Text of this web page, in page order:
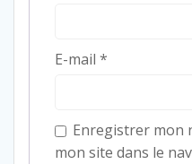
E-mail *
Enregistrer mon
mon site dans le